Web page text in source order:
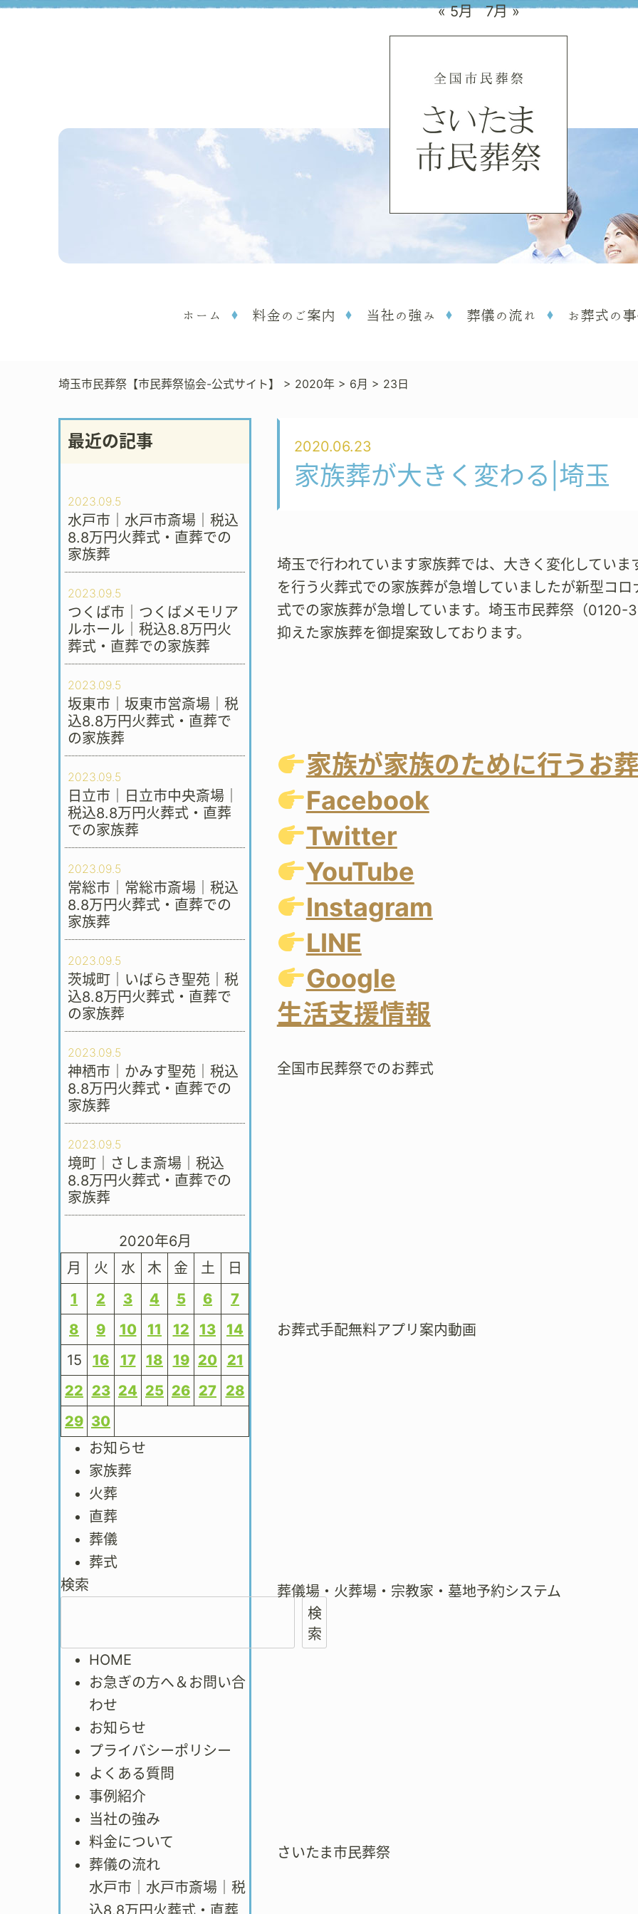
ホーム 料金のご案内 当社の強み 葬儀の流れ お葬式の事
埼玉市民葬祭【市民葬祭協会-公式サイト】 > 2020年 > 6月 > 23日
最近の記事
2023.09.5
水戸市｜水戸市斎場｜税込
8.8万円火葬式・直葬での
家族葬
2023.09.5
つくば市｜つくばメモリア
ルホール｜税込8.8万円火
葬式・直葬での家族葬
2023.09.5
坂東市｜坂東市営斎場｜税
込8.8万円火葬式・直葬で
の家族葬
2023.09.5
日立市｜日立市中央斎場｜
税込8.8万円火葬式・直葬
での家族葬
2023.09.5
常総市｜常総市斎場｜税込
8.8万円火葬式・直葬での
家族葬
2023.09.5
茨城町｜いばらき聖苑｜税
込8.8万円火葬式・直葬で
の家族葬
2023.09.5
神栖市｜かみす聖苑｜税込
8.8万円火葬式・直葬での
家族葬
2023.09.5
境町｜さしま斎場｜税込
8.8万円火葬式・直葬での
家族葬
2020年6月
月
火 水 木 金 土
日
1
2 3 4 5 6
7
8
9 10 11 12 13
14
15
16 17 18 19 20
21
22 23 24 25 26 27 28
29 30
« 5月 7月 »
お知らせ
家族葬
火葬
直葬
葬儀
葬式
検索
検
索
HOME
お急ぎの方へ＆お問い合
わせ
お知らせ
プライバシーポリシー
よくある質問
事例紹介
当社の強み
料金について
葬儀の流れ
水戸市｜水戸市斎場｜税
2020.06.23
家族葬が大きく変わる|埼玉
埼玉で行われています家族葬では、大きく変化してい
を行う火葬式での家族葬が急増していましたが新型コ
式での家族葬が急増しています。埼玉市民葬祭（
抑えた家族葬を御提案致しております。
家族が家族のために行うお
Facebook
Twitter
YouTube
Instagram
LINE
Google
生活支援情報
全国市民葬祭でのお葬式
お葬式手配無料アプリ案内動画
葬儀場・火葬場・宗教家・墓地予約システム
さいたま市民葬祭